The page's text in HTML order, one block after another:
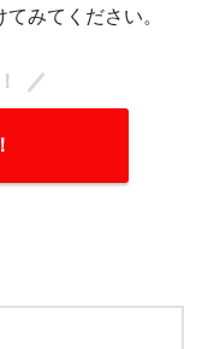
みてください。